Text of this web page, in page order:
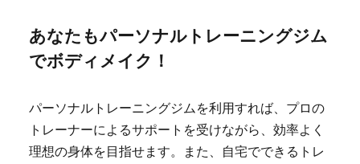
あなたもパーソナルトレーニングジム
でボディメイク！
パーソナルトレーニングジムを利用すれば、プロの
トレーナーによるサポートを受けながら、効率よく
理想の身体を目指せます。また、自宅でできるトレ